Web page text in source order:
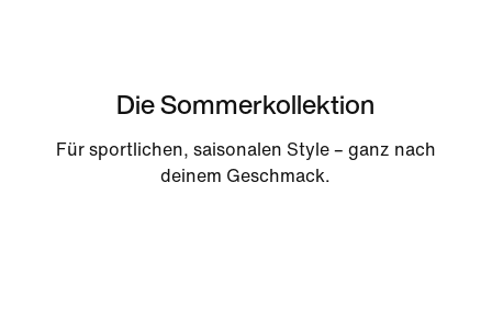
Die Sommerkollektion
Für sportlichen, saisonalen Style – ganz nach
deinem Geschmack.